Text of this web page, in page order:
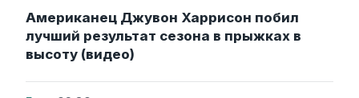
Американец Джувон Харрисон побил
лучший результат сезона в прыжках в
высоту (видео)